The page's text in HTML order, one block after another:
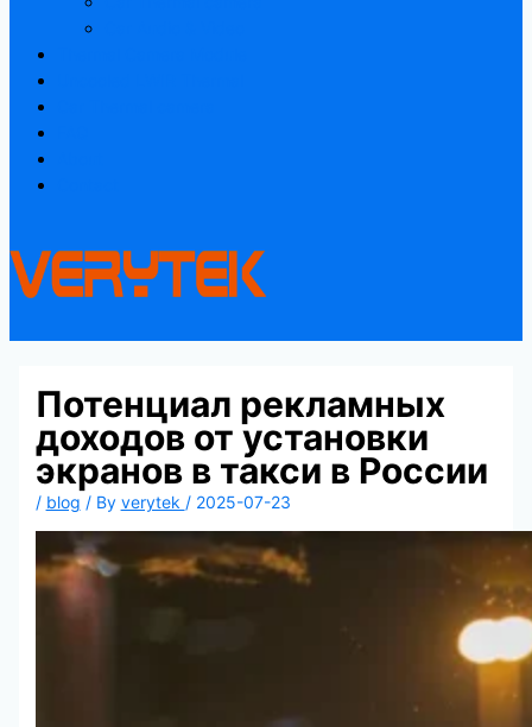
Потенциал рекламных
доходов от установки
экранов в такси в России
/ blog / By verytek / 2025-07-23